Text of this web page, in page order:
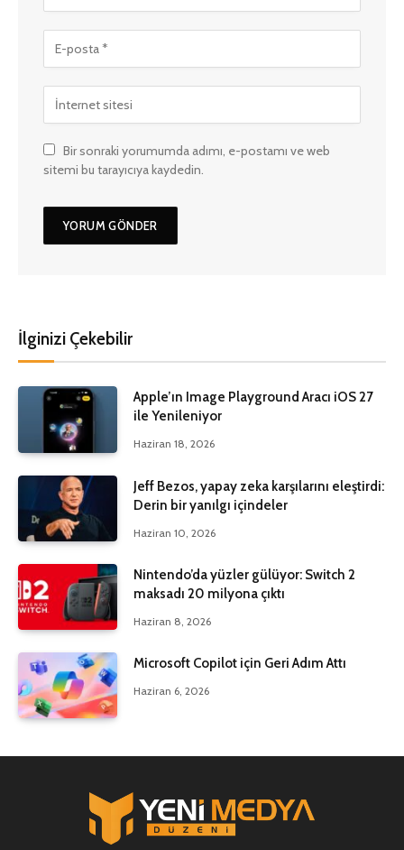
Bir sonraki yorumumda adımı, e-postamı ve web
sitemi bu tarayıcıya kaydedin.
İlginizi Çekebilir
Apple’ın Image Playground Aracı iOS 27
ile Yenileniyor
Haziran 18, 2026
Jeff Bezos, yapay zeka karşılarını eleştirdi:
Derin bir yanılgı içindeler
Haziran 10, 2026
Nintendo’da yüzler gülüyor: Switch 2
maksadı 20 milyona çıktı
Haziran 8, 2026
Microsoft Copilot için Geri Adım Attı
Haziran 6, 2026